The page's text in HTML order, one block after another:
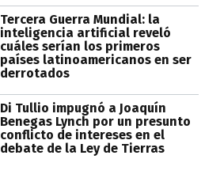
Tercera Guerra Mundial: la
inteligencia artificial reveló
cuáles serían los primeros
países latinoamericanos en ser
derrotados
Di Tullio impugnó a Joaquín
Benegas Lynch por un presunto
conflicto de intereses en el
debate de la Ley de Tierras